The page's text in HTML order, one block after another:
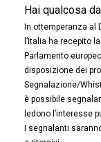
Hai qualcosa
In ottemperanza al
l’Italia ha recepito
Parlamento
disposizione dei
Segnalazione/
è possibile
ledono l’interesse
I segnalanti